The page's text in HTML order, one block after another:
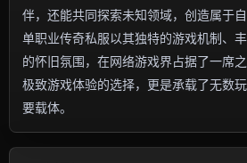
伴，还能共同探索未知领域，创造属于
单职业传奇私服以其独特的游戏机制、
的怀旧氛围，在网络游戏界占据了一席
极致游戏体验的选择，更是承载了无数
要载体。